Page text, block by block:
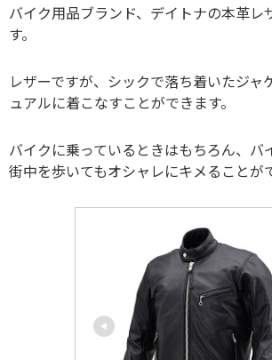
バイク用品ブランド、デイトナの本革レ
す。
レザーですが、シックで落ち着いたジャ
ュアルに着こなすことができます。
バイクに乗っているときはもちろん、バ
街中を歩いてもオシャレにキメることが